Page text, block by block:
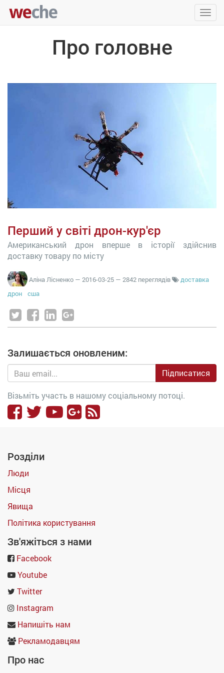
Про головне
Перший у світі дрон-кур'єр
Американський дрон вперше в історії здійснив
доставку товару по місту
Аліна Лісненко — 2016-03-25 — 2842 переглядів
доставка
дрон
сша
Залишається оновленим:
Підписатися
Візьміть участь в нашому соціальному потоці.
Розділи
Люди
Місця
Явища
Політика користування
Зв'яжіться з нами
Facebook
Youtube
Twitter
Instagram
Напишіть нам
Рекламодавцям
Про нас